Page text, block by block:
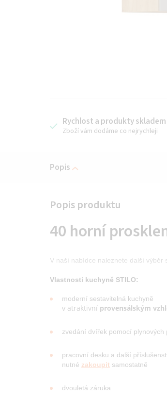
Rychlost a produkty skladem
Zboží vám dodáme co nejrychleji
Popis
40 horní
V naší nabídce naleznete další výběr
Vlastnosti kuchyně STILO:
moderní sestavitelná kuchyně
v atraktivní provensálským
zvedání dvířek pomocí plynových
pracovní desku a další
nutné zakoupit samostatně
dvouletá záruka